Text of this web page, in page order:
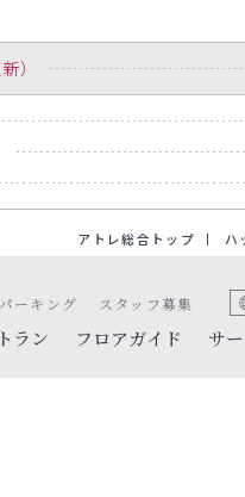
）
アトレ総合トップ ハ
ラン フロアガイド サ
ーキング スタッフ募集